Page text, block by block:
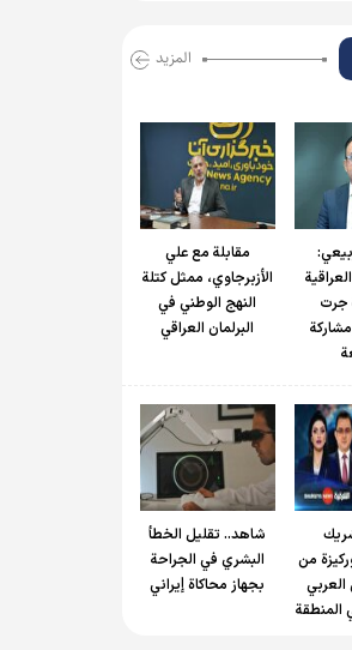
المزید
جرت
مقابلة مع علي
الأزبرجاوي، ممثل كتلة
النهج الوطني في
البرلمان العراقي
من
العربي
المنطقة
شاهد.. تقليل الخطأ
البشري في الجراحة
بجهاز محاكاة إيراني